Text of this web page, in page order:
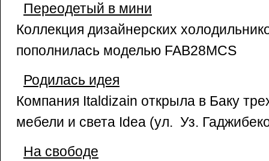
Переодетый в мини
Коллекция дизайнерских
пополнилась моделью FAB28MCS
Родилась идея
Компания Italdizain открыла в Баку
мебели и света Idea (ул. Уз.
На свободе